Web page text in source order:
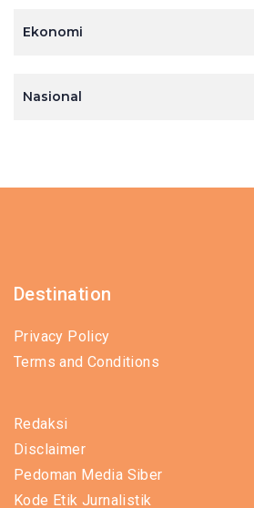
Ekonomi
Nasional
Destination
Privacy Policy
Terms and Conditions
Redaksi
Disclaimer
Pedoman Media Siber
Kode Etik Jurnalistik